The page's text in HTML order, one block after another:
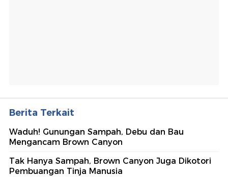
Berita Terkait
Waduh! Gunungan Sampah, Debu dan Bau
Mengancam Brown Canyon
Tak Hanya Sampah, Brown Canyon Juga Dikotori
Pembuangan Tinja Manusia